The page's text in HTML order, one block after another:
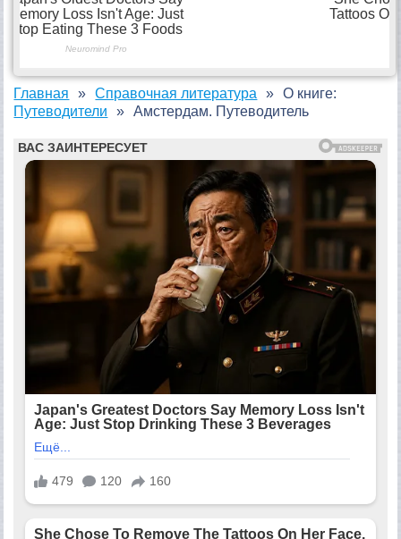
Главная
Справочная литература
Путеводители
О книге:
Амстердам. Путеводитель